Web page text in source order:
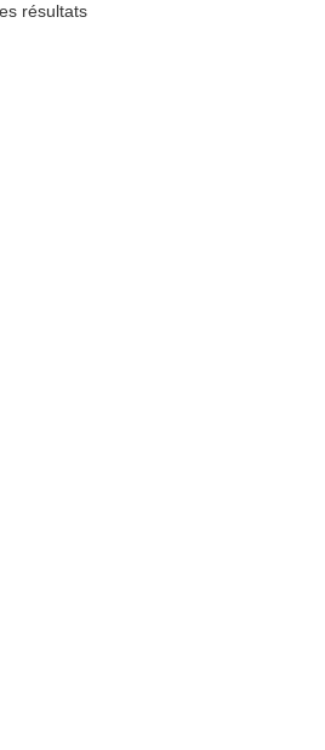
résultats